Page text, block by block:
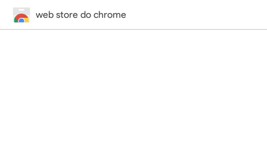
web store do chrome